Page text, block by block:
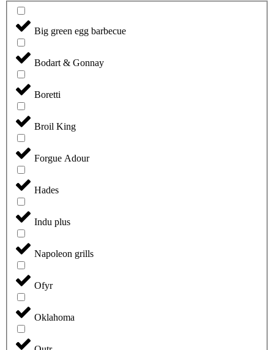
Big green egg barbecue
Bodart & Gonnay
Boretti
Broil King
Forgue Adour
Hades
Indu plus
Napoleon grills
Ofyr
Oklahoma